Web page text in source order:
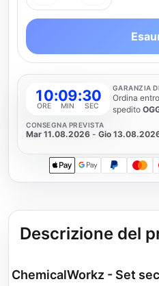
10
ORE
:09
MIN
:29
SEC
GARANZIA
Ordina
spedito
CONSEGNA PREVISTA
Mar 11.08.2026 - Gio
Apple PayGoogle Pay
PayPal
Descrizione del
ChemicalWorkz - Set